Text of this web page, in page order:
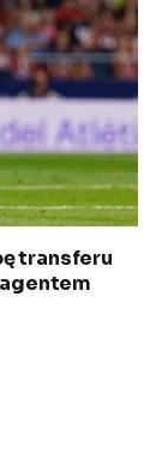
transferu